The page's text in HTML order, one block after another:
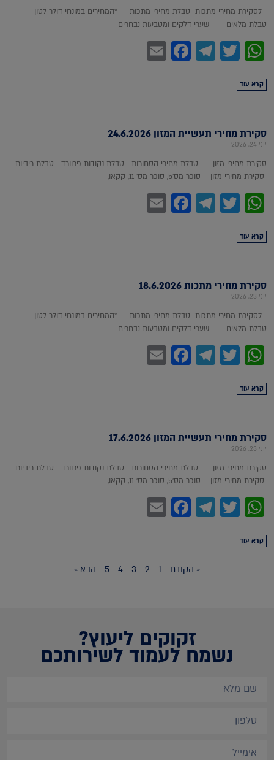
לסקירת מחירי מתכות טבלת מחירי מתכות *המחירים במונחי דולר לטון
טבלת מלאים שערי דלקים ומטבעות נבחרים
WhatsApp
Twitter
Telegram
Facebook
קרא עוד
סקירת מחירי תעשיית המזון 24.6.2026
יוני 24, 2026
סקירת מחירי מזון טבלת מחירי הסחורות טבלת נקודות פרוורד טבלת ריביות
סקירת מחירי מזון סוכר מס'5, סוכר מס' 11, קקאו,
WhatsApp
Twitter
Telegram
Facebook
קרא עוד
סקירת מחירי מתכות 18.6.2026
יוני 23, 2026
לסקירת מחירי מתכות טבלת מחירי מתכות *המחירים במונחי דולר לטון
טבלת מלאים שערי דלקים ומטבעות נבחרים
WhatsApp
Twitter
Telegram
Facebook
קרא עוד
סקירת מחירי תעשיית המזון 17.6.2026
יוני 23, 2026
סקירת מחירי מזון טבלת מחירי הסחורות טבלת נקודות פרוורד טבלת ריביות
סקירת מחירי מזון סוכר מס'5, סוכר מס' 11, קקאו,
WhatsApp
Twitter
Telegram
Facebook
קרא עוד
« הקודם 1
2
3
4
5 הבא »
זקוקים ליעוץ?
נשמח לעמוד לשירותכם